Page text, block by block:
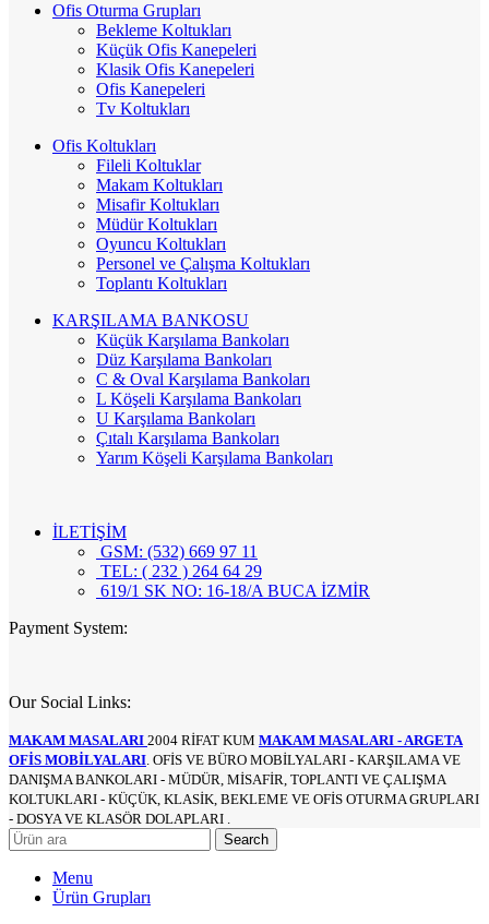
Ofis Oturma Grupları
Bekleme Koltukları
Küçük Ofis Kanepeleri
Klasik Ofis Kanepeleri
Ofis Kanepeleri
Tv Koltukları
Ofis Koltukları
Fileli Koltuklar
Makam Koltukları
Misafir Koltukları
Müdür Koltukları
Oyuncu Koltukları
Personel ve Çalışma Koltukları
Toplantı Koltukları
KARŞILAMA BANKOSU
Küçük Karşılama Bankoları
Düz Karşılama Bankoları
C & Oval Karşılama Bankoları
L Köşeli Karşılama Bankoları
U Karşılama Bankoları
Çıtalı Karşılama Bankoları
Yarım Köşeli Karşılama Bankoları
İLETİŞİM
GSM: (532) 669 97 11
TEL: ( 232 ) 264 64 29
619/1 SK NO: 16-18/A BUCA İZMİR
Payment System:
Our Social Links:
MAKAM MASALARI 2004 RİFAT KUM MAKAM MASALARI - ARGETA
OFİS MOBİLYALARI. OFİS VE BÜRO MOBİLYALARI - KARŞILAMA VE
DANIŞMA BANKOLARI - MÜDÜR, MİSAFİR, TOPLANTI VE ÇALIŞMA
KOLTUKLARI - KÜÇÜK, KLASİK, BEKLEME VE OFİS OTURMA GRUPLARI
- DOSYA VE KLASÖR DOLAPLARI .
Search
Menu
Ürün Grupları